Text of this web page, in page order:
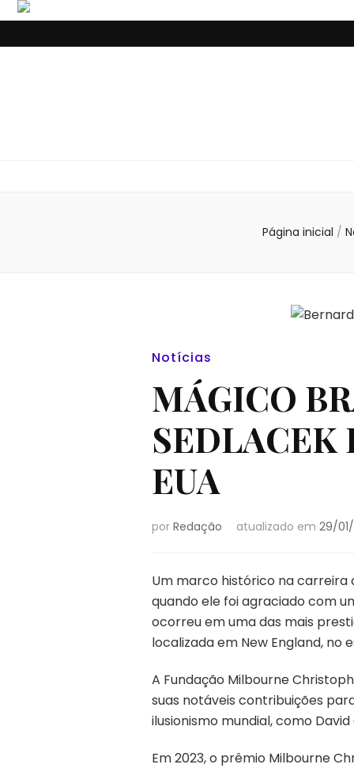
Página inicial /
Notícias
MÁGICO
SEDLACEK
EUA
por Redação atualizado em 29/
Um marco histórico na carreira
quando ele foi agraciado com
ocorreu em uma das mais
localizada em New England, no
A Fundação Milbourne
suas notáveis contribuições
ilusionismo mundial, como
Em 2023, o prêmio Milbourne